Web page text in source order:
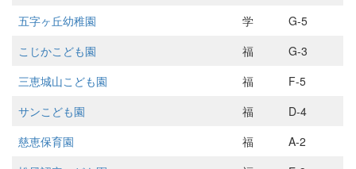
五字ヶ丘幼稚園
学
G-5
こじかこども園
福
G-3
三恵城山こども園
福
F-5
サンこども園
福
D-4
慈恵保育園
福
A-2